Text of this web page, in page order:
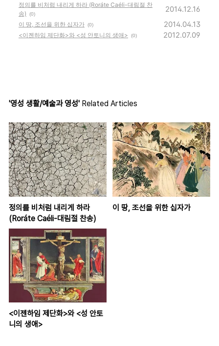
정의를 비처럼 내리게 하라 (Roráte Caéli-대림절 찬
송)
(0)
2014.12.16
이 땅, 조선을 위한 십자가 (0) 2014.04.13
<이젠하임 제단화>와 <성 안토니의 생애> (0) 2012.07.09
'영성 생활/예술과 영성' Related Articles
정의를 비처럼 내리게 하라
(Roráte Caéli-대림절 찬송)
이 땅, 조선을 위한 십자가
<이젠하임 제단화>와 <성 안토
니의 생애>